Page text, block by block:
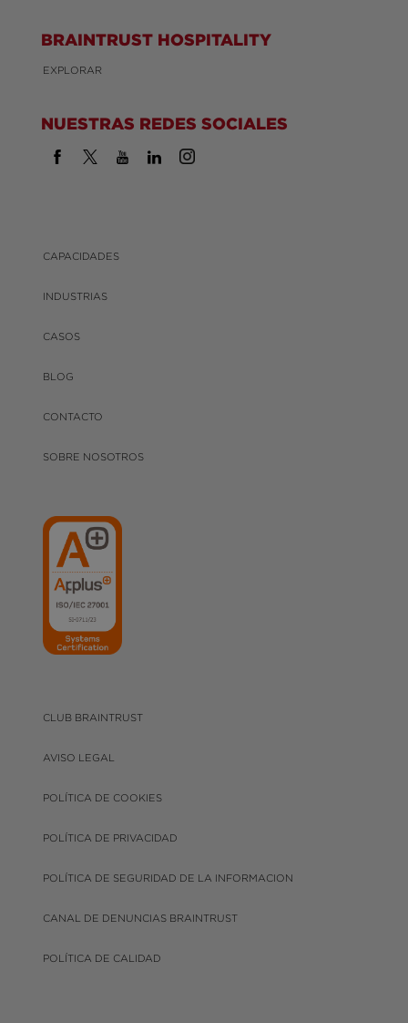
BRAINTRUST HOSPITALITY
EXPLORAR
NUESTRAS REDES SOCIALES
CAPACIDADES
INDUSTRIAS
CASOS
BLOG
CONTACTO
SOBRE NOSOTROS
CLUB BRAINTRUST
AVISO LEGAL
POLÍTICA DE COOKIES
POLÍTICA DE PRIVACIDAD
POLÍTICA DE SEGURIDAD DE LA INFORMACION
CANAL DE DENUNCIAS BRAINTRUST
POLÍTICA DE CALIDAD